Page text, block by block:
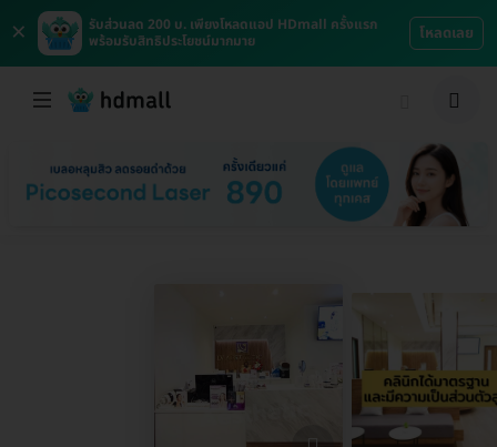
×
รับส่วนลด 200 บ. เพียงโหลดแอป HDmall ครั้งแรก
พร้อมรับสิทธิประโยชน์มากมาย
โหลดเลย